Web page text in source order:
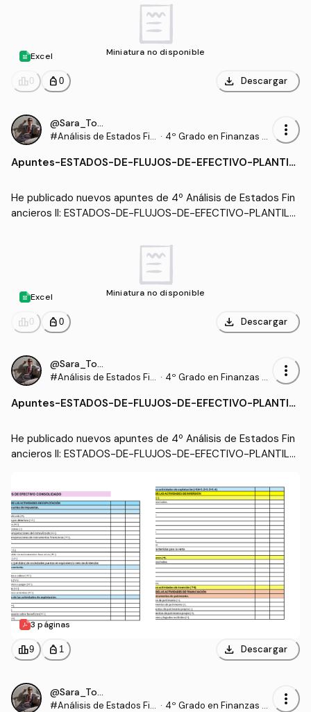
Miniatura no disponible
Excel
leaderboard 0 personal_bag 0 download Descargar
@Sara_Torrado
#Análisis de Estados Fin · 4º Grado en Finanzas y
more_vert
Apuntes-ESTADOS-DE-FLUJOS-DE-EFECTIVO-PLANTILL
He publicado nuevos apuntes de 4º Análisis de Estados Fin
ancieros II: ESTADOS-DE-FLUJOS-DE-EFECTIVO-PLANTILL
Miniatura no disponible
Excel
leaderboard 0 personal_bag 0 download Descargar
@Sara_Torrado
#Análisis de Estados Fin · 4º Grado en Finanzas y
more_vert
Apuntes-ESTADOS-DE-FLUJOS-DE-EFECTIVO-PLANTILL
He publicado nuevos apuntes de 4º Análisis de Estados Fin
ancieros II: ESTADOS-DE-FLUJOS-DE-EFECTIVO-PLANTILL
3 páginas
leaderboard9 personal_bag 1 download Descargar
@Sara_Torrado
#Análisis de Estados Fin · 4º Grado en Finanzas y
more_vert